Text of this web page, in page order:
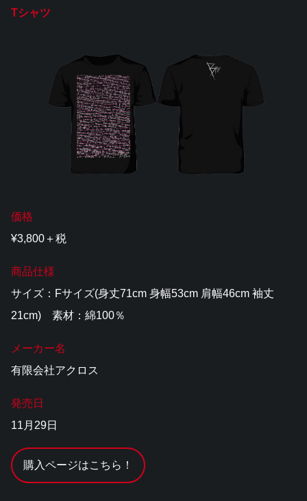
Tシャツ
価格
¥3,800＋税
商品仕様
サイズ：Fサイズ(身丈71cm 身幅53cm 肩幅46cm 袖丈
21cm) 素材：綿100％
メーカー名
有限会社アクロス
発売日
11月29日
購入ページはこちら！